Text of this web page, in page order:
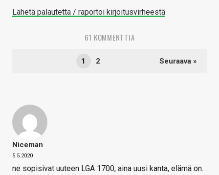
Lähetä palautetta / raportoi kirjoitusvirheestä
61 KOMMENTTIA
1 2 Seuraava »
Niceman
5.5.2020
ne sopisivat uuteen LGA 1700, aina uusi kanta, elämä on.